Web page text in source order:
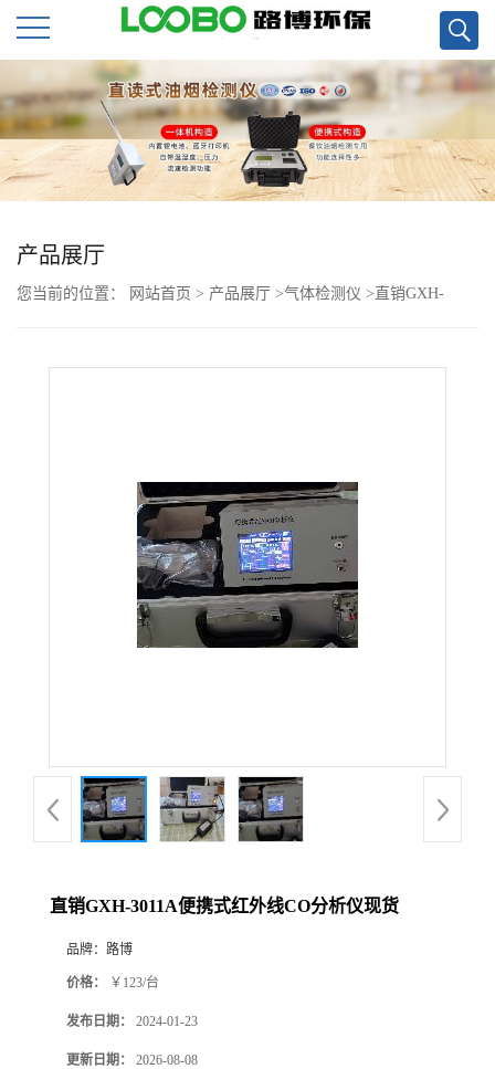
公
司
首
页
公
品
厅
产品展厅
您当前的位置： 网站首页 > 产品展厅 >气体检测仪 > 直销GXH-
直销GXH-3011A便携式红外线CO分析仪现货
品牌： 路博
价格： ￥123/台
发布日期： 2024-01-23
更新日期： 2026-08-08